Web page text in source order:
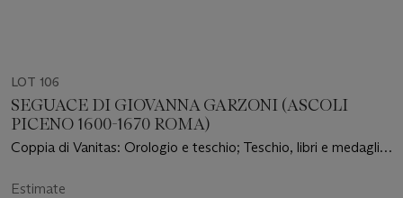
LOT 106
SEGUACE DI GIOVANNA GARZONI (ASCOLI
PICENO 1600-1670 ROMA)
Coppia di Vanitas: Orologio e teschio; Teschio, libri e medaglia
Estimate